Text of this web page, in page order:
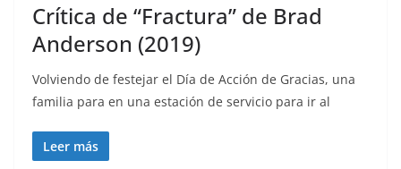
Crítica de “Fractura” de Brad
Anderson (2019)
Volviendo de festejar el Día de Acción de Gracias, una
familia para en una estación de servicio para ir al
Leer más